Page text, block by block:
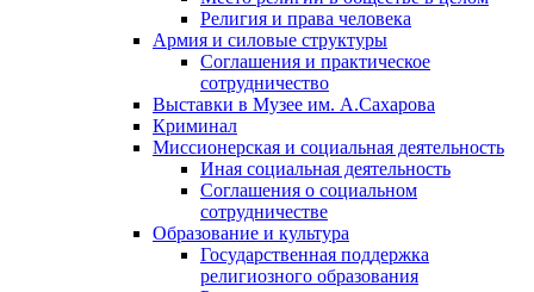
Религия и права человека
Армия и силовые структуры
Соглашения и практическое
сотрудничество
Выставки в Музее им. А.Сахарова
Криминал
Миссионерская и социальная деятельность
Иная социальная деятельность
Соглашения о социальном
сотрудничестве
Образование и культура
Государственная поддержка
религиозного образования